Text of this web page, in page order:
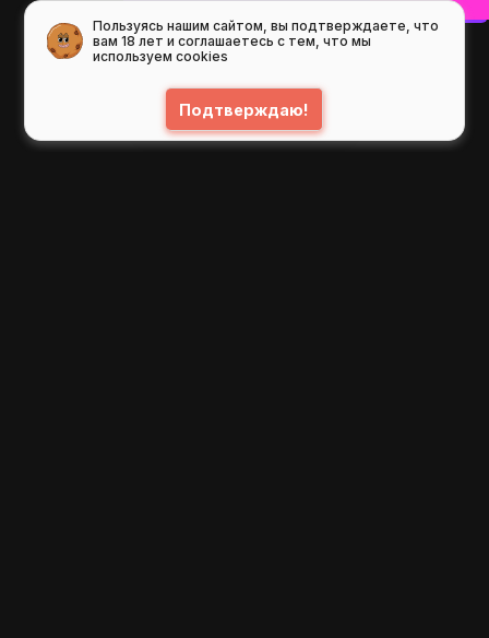
Пользуясь нашим сайтом, вы подтверждаете, что
вам 18 лет и соглашаетесь с тем, что мы
используем cookies
Подтверждаю!